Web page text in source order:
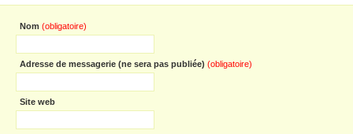
Nom (obligatoire)
Adresse de messagerie (ne sera pas publiée) (obligatoire)
Site web